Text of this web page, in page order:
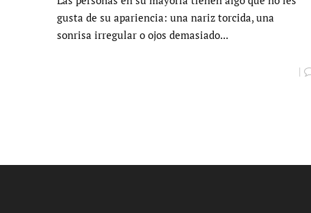
gusta de su apariencia: una nariz torcida, una
sonrisa irregular o ojos demasiado...
|